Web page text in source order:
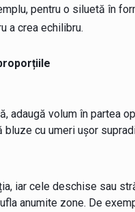
pentru o siluetă în
a crea echilibru.
adaugă volum în partea
cu umeri ușor
iar cele deschise sau
anumite zone. De